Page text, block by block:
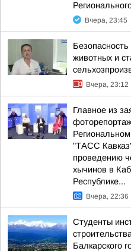
Вчера, 23:45
животных и
Вчера, 23:12
Главное из
"ТАСС
проведению
хычинов в
Республике...
Вчера, 22:36
Студенты
Балкарского